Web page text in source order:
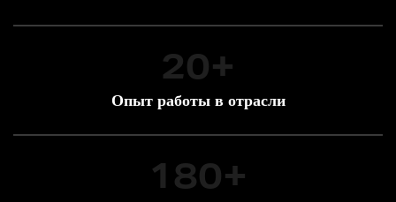
20+
Опыт работы в отрасли
180+